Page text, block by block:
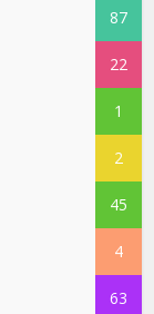
87
22
1
2
45
4
63